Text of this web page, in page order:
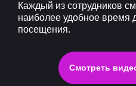
Каждый из сотрудников
наиболее удобное время
посещения.
Смотреть